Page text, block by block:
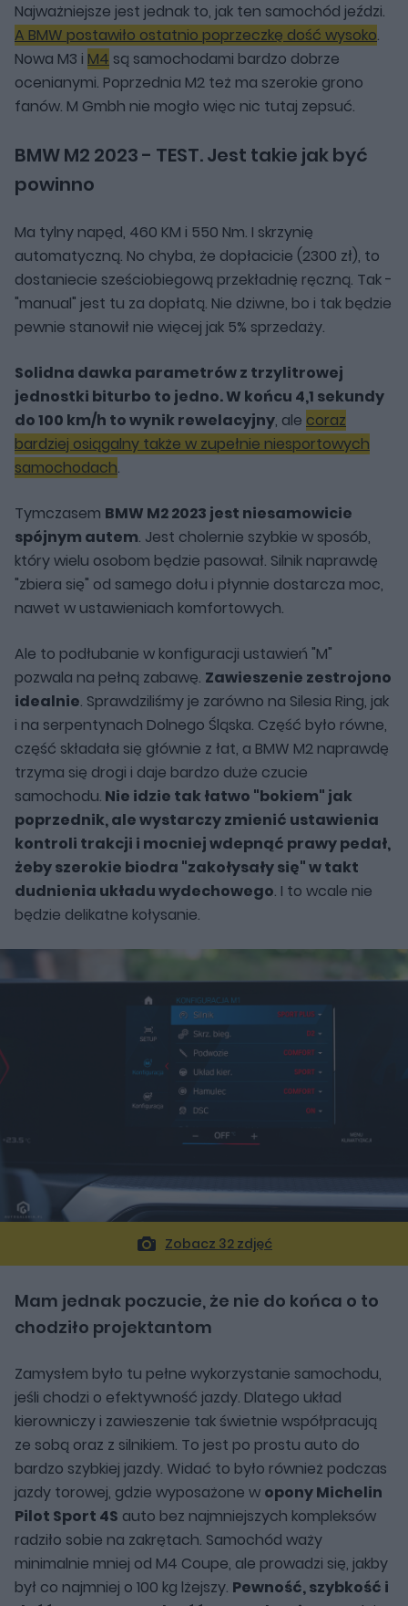
Najważniejsze jest jednak to, jak ten samochód jeździ.
A BMW postawiło ostatnio poprzeczkę dość wysoko.
Nowa M3 i M4 są samochodami bardzo dobrze
ocenianymi. Poprzednia M2 też ma szerokie grono
fanów. M Gmbh nie mogło więc nic tutaj zepsuć.
BMW M2 2023 - TEST. Jest takie jak być
powinno
Ma tylny napęd, 460 KM i 550 Nm. I skrzynię
automatyczną. No chyba, że dopłacicie (2300 zł), to
dostaniecie sześciobiegową przekładnię ręczną. Tak -
"manual" jest tu za dopłatą. Nie dziwne, bo i tak będzie
pewnie stanowił nie więcej jak 5% sprzedaży.
Solidna dawka parametrów z trzylitrowej
jednostki biturbo to jedno. W końcu 4,1 sekundy
do 100 km/h to wynik rewelacyjny, ale coraz
bardziej osiągalny także w zupełnie niesportowych
samochodach.
Tymczasem BMW M2 2023 jest niesamowicie
spójnym autem. Jest cholernie szybkie w sposób,
który wielu osobom będzie pasował. Silnik naprawdę
"zbiera się" od samego dołu i płynnie dostarcza moc,
nawet w ustawieniach komfortowych.
Ale to podłubanie w konfiguracji ustawień "M"
pozwala na pełną zabawę. Zawieszenie zestrojono
idealnie. Sprawdziliśmy je zarówno na Silesia Ring, jak
i na serpentynach Dolnego Śląska. Część było równe,
część składała się głównie z łat, a BMW M2 naprawdę
trzyma się drogi i daje bardzo duże czucie
samochodu. Nie idzie tak łatwo "bokiem" jak
poprzednik, ale wystarczy zmienić ustawienia
kontroli trakcji i mocniej wdepnąć prawy pedał,
żeby szerokie biodra "zakołysały się" w takt
dudnienia układu wydechowego. I to wcale nie
będzie delikatne kołysanie.
Zobacz 32 zdjęć
Mam jednak poczucie, że nie do końca o to
chodziło projektantom
Zamysłem było tu pełne wykorzystanie samochodu,
jeśli chodzi o efektywność jazdy. Dlatego układ
kierowniczy i zawieszenie tak świetnie współpracują
ze sobą oraz z silnikiem. To jest po prostu auto do
bardzo szybkiej jazdy. Widać to było również podczas
jazdy torowej, gdzie wyposażone w opony Michelin
Pilot Sport 4S auto bez najmniejszych kompleksów
radziło sobie na zakrętach. Samochód waży
minimalnie mniej od M4 Coupe, ale prowadzi się, jakby
był co najmniej o 100 kg lżejszy. Pewność, szybkość i